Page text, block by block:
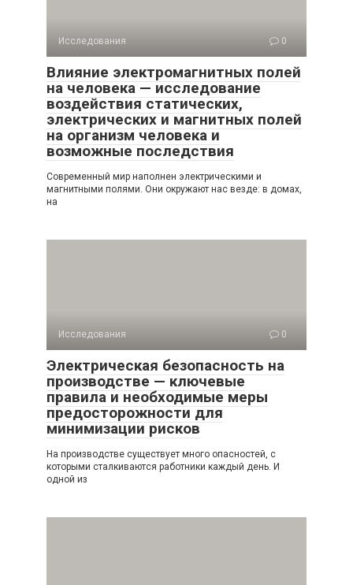
Исследования 0
Влияние электромагнитных полей
на человека — исследование
воздействия статических,
электрических и магнитных полей
на организм человека и
возможные последствия
Современный мир наполнен электрическими и
магнитными полями. Они окружают нас везде: в домах,
на
Исследования 0
Электрическая безопасность на
производстве — ключевые
правила и необходимые меры
предосторожности для
минимизации рисков
На производстве существует много опасностей, с
которыми сталкиваются работники каждый день. И
одной из